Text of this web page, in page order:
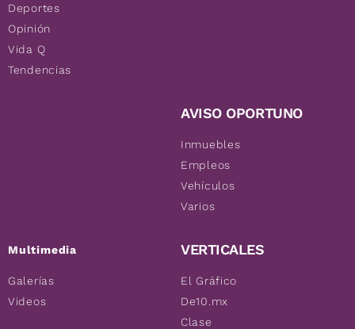
Deportes
Opinión
Vida Q
Tendencias
Multimedia
Galerías
Videos
AVISO OPORTUNO
Inmuebles
Empleos
Vehículos
Varios
VERTICALES
El Gráfico
De10.mx
Clase